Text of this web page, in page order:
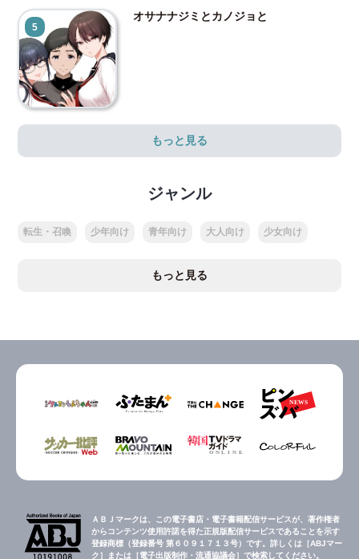
5
オサナナジミとカノジョと
もっと見る
ジャンル
転生・召喚 少年向け 青年向け 大人向け 少女向け
もっと見る
ＡＢＪマークは、この電子書店・電子書籍配信サービスが、著作権者
からコンテンツ使用許諾を得た正規版配信サービスであることを示す
登録商標（登録番号 第６０９１７１３号）です。詳しくは［ABJマー
ク］または［電子出版制作・流通協議会］で検索してください。